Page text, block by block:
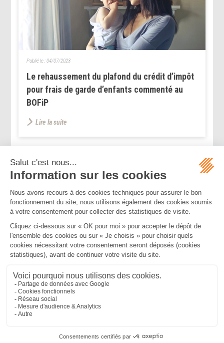
Le rehaussement du plafond du crédit d’impôt
pour frais de garde d’enfants commenté au
BOFiP
Publié le :04/07/2023
Lire la suite
<< < ...
>>
Mentions légalesPolitique de confidentialitéPolitique de cookies
Plan du site
MBA ET ASSOCIÉS
235 Rue Helene Boucher, 34170 CASTELNAU LE LEZ
Bureau secondaire à Cannes